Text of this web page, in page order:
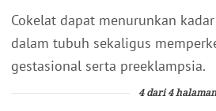
Cokelat dapat menurunkan
dalam tubuh sekaligus
gestasional serta preeklampsia.
4 dari 4 halaman